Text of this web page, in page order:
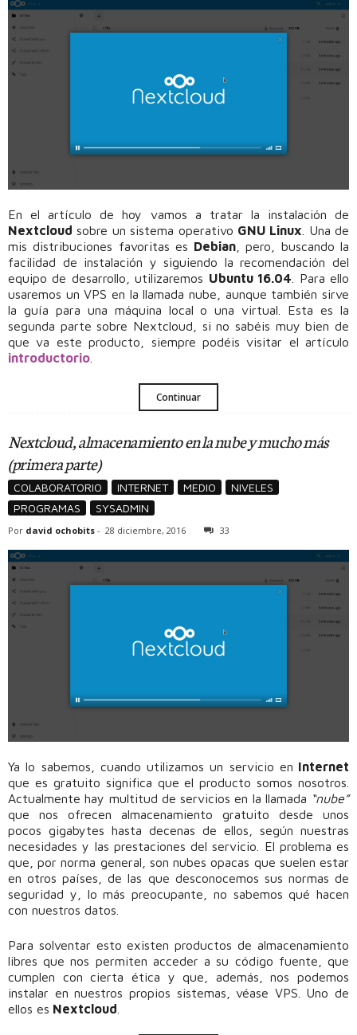
En el artículo de hoy vamos a tratar la instalación de
Nextcloud sobre un sistema operativo GNU Linux . Una de
mis distribuciones favoritas es Debian, pero, buscando la
facilidad de instalación y siguiendo la recomendación del
equipo de desarrollo, utilizaremos Ubuntu 16.04 . Para ello
usaremos un VPS en la llamada nube, aunque también sirve
la guía para una máquina local o una virtual. Esta es la
segunda parte sobre Nextcloud, si no sabéis muy bien de
que va este producto, siempre podéis visitar el artículo
introductorio
Continuar
Nextcloud, almacenamiento en la nube y mucho más
(primera parte)
COLABORATORIO INTERNET MEDIO
NIVELES
PROGRAMAS
SYSADMIN
Por david ochobits - 28 diciembre, 2016 33
Ya lo sabemos, cuando utilizamos un servicio en Internet
que es gratuito significa que el producto somos nosotros.
Actualmente hay multitud de servicios en la llamada “nube”
que nos ofrecen almacenamiento gratuito desde unos
pocos gigabytes hasta decenas de ellos, según nuestras
necesidades y las prestaciones del servicio. El problema es
que, por norma general, son nubes opacas que suelen estar
en otros países, de las que desconocemos sus normas de
seguridad y, lo más preocupante, no sabemos qué hacen
con nuestros datos.
Para solventar esto existen productos de almacenamiento
libres que nos permiten acceder a su código fuente, que
cumplen con cierta ética y que, además, nos podemos
instalar en nuestros propios sistemas, véase VPS. Uno de
ellos es Nextcloud